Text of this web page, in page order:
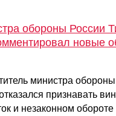
обороны России
новые
министра
признавать
и незаконном